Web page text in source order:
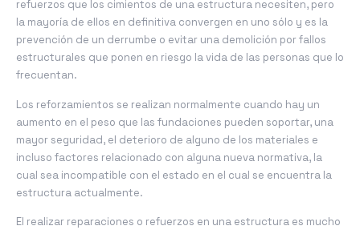
refuerzos que los cimientos de una estructura necesiten, pero
la mayoría de ellos en definitiva convergen en uno sólo y es la
prevención de un derrumbe o evitar una demolición por fallos
estructurales que ponen en riesgo la vida de las personas que lo
frecuentan.
Los reforzamientos se realizan normalmente cuando hay un
aumento en el peso que las fundaciones pueden soportar, una
mayor seguridad, el deterioro de alguno de los materiales e
incluso factores relacionado con alguna nueva normativa, la
cual sea incompatible con el estado en el cual se encuentra la
estructura actualmente.
El realizar reparaciones o refuerzos en una estructura es mucho